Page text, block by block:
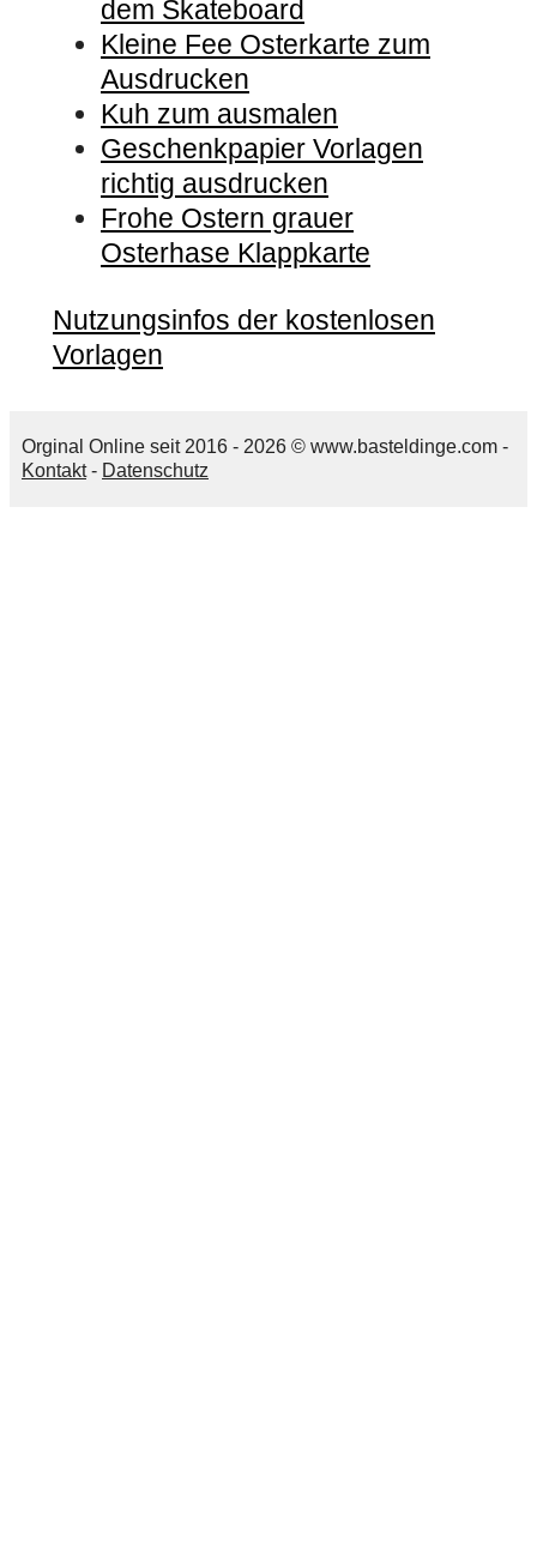
dem Skateboard
Kleine Fee Osterkarte zum
Ausdrucken
Kuh zum ausmalen
Geschenkpapier Vorlagen
richtig ausdrucken
Frohe Ostern grauer
Osterhase Klappkarte
Nutzungsinfos der kostenlosen
Vorlagen
Orginal Online seit 2016 - 2026 © www.basteldinge.com -
Kontakt- Datenschutz